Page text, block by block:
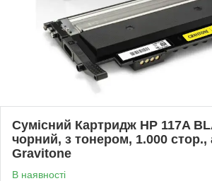
Сумісний Картридж HP 117A
чорний, з тонером, 1.000 стор.,
Gravitone
В наявності